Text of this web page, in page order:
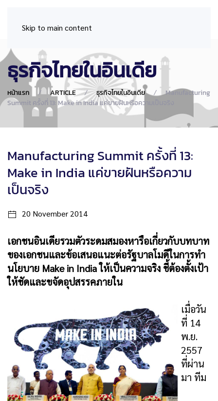
Skip to main content
ธุรกิจไทยในอินเดีย
หน้าแรก ARTICLE ธุรกิจไทยในอินเดีย
Manufacturing
Summit ครั้งที่ 13: Make in India แค่ขายฝันหรือความเป็นจริง
Manufacturing Summit ครั้งที่ 13:
Make in India แค่ขายฝันหรือความ
เป็นจริง
20 November 2014
เอกชนอินเดียรวมตัวระดมสมองหารือเกี่ยวกับบทบาท
ของเอกชนและข้อเสนอแนะต่อรัฐบาลโมดีในการทำ
นโยบาย Make in India ให้เป็นความจริง ชี้ต้องตั้งเป้า
ให้ชัดและขจัดอุปสรรคภายใน
เมื่อวัน
ที่ 14
พ.ย.
2557
ที่ผ่าน
มา ทีม